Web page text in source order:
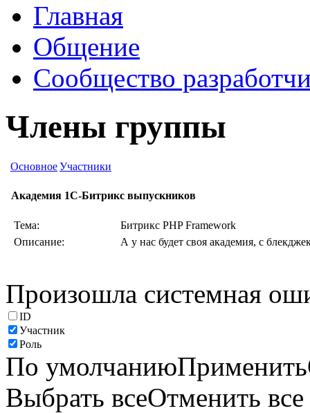
Главная
Общение
Сообщество
Члены группы
ОсновноеУчастники
Академия 1С-Битрикс выпускников
Тема:
Битрикс PHP Framework
Описание:
А у нас будет своя академия, с
Произошла системная
ID
Участник
Роль
По умолчаниюПрименить
Выбрать всеОтменить все